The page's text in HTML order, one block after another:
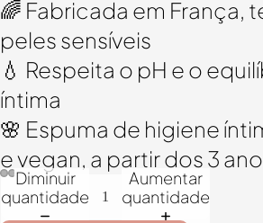
🌈 Fabricada em França,
peles sensíveis
💧 Respeita o pH e o
íntima
🌸 Espuma de higiene
e vegan, a partir dos 3
Diminuir
quantidade
Aumentar
quantidade